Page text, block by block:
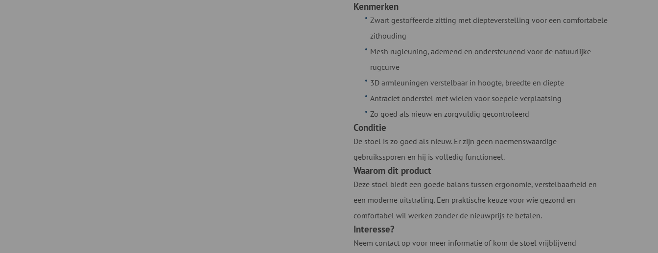
Kenmerken
Zwart gestoffeerde zitting met diepteverstelling voor een comfortabele
zithouding
Mesh rugleuning, ademend en ondersteunend voor de natuurlijke
rugcurve
3D armleuningen verstelbaar in hoogte, breedte en diepte
Antraciet onderstel met wielen voor soepele verplaatsing
Zo goed als nieuw en zorgvuldig gecontroleerd
Conditie
De stoel is zo goed als nieuw. Er zijn geen noemenswaardige
gebruikssporen en hij is volledig functioneel.
Waarom dit product
Deze stoel biedt een goede balans tussen ergonomie, verstelbaarheid en
een moderne uitstraling. Een praktische keuze voor wie gezond en
comfortabel wil werken zonder de nieuwprijs te betalen.
Interesse?
Neem contact op voor meer informatie of kom de stoel vrijblijvend